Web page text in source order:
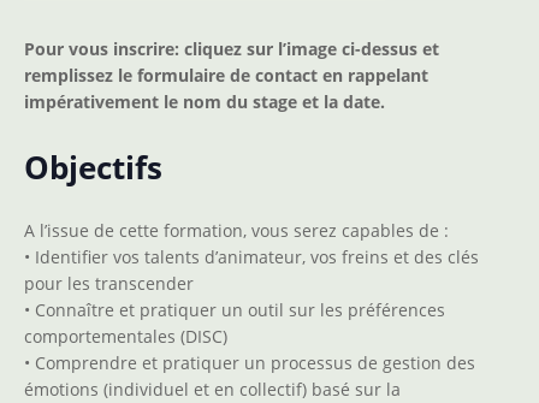
Pour vous inscrire: cliquez sur l’image ci-dessus et
remplissez le formulaire de contact en rappelant
impérativement le nom du stage et la date.
Objectifs
A l’issue de cette formation, vous serez capables de :
• Identifier vos talents d’animateur, vos freins et des clés
pour les transcender
• Connaître et pratiquer un outil sur les préférences
comportementales (DISC)
• Comprendre et pratiquer un processus de gestion des
émotions (individuel et en collectif) basé sur la